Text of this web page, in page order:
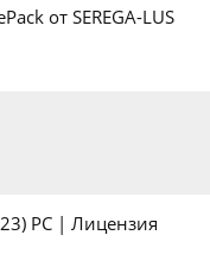
от SEREGA-LUS
PC | Лицензия